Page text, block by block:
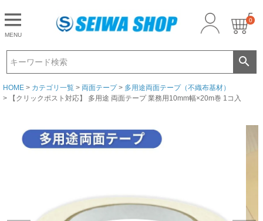
MENU
0
HOME カテゴリ一覧 両面テープ
多用途両面テープ（不織布基材）
【クリックポスト対応】 多用途 両面テープ 業務用10mm幅×20m巻 1コ入
CLOSE
ログイン